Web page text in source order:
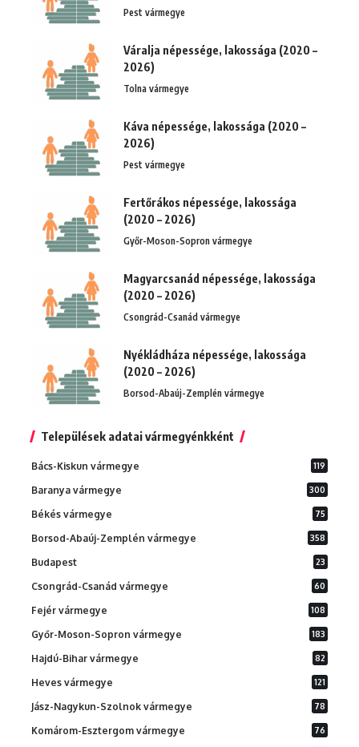
Pest vármegye
Váralja népessége, lakossága (2020 –
2026)
Tolna vármegye
Káva népessége, lakossága (2020 –
2026)
Pest vármegye
Fertőrákos népessége, lakossága
(2020 – 2026)
Győr-Moson-Sopron vármegye
Magyarcsanád népessége, lakossága
(2020 – 2026)
Csongrád-Csanád vármegye
Nyékládháza népessége, lakossága
(2020 – 2026)
Borsod-Abaúj-Zemplén vármegye
Települések adatai vármegyénkként
Bács-Kiskun vármegye 119
Baranya vármegye 300
Békés vármegye 75
Borsod-Abaúj-Zemplén vármegye 358
Budapest 23
Csongrád-Csanád vármegye 60
Fejér vármegye 108
Győr-Moson-Sopron vármegye 183
Hajdú-Bihar vármegye 82
Heves vármegye 121
Jász-Nagykun-Szolnok vármegye 78
Komárom-Esztergom vármegye 76